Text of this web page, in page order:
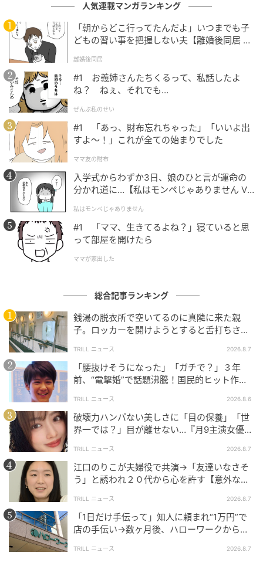
人気連載マンガランキング
「朝からどこ行ってたんだよ」いつまでも子
どもの習い事を把握しない夫【離婚後同居 Vo
離婚後同居
#1 お義姉さんたちくるって、私話したよ
ね？ ねぇ、それでも…
ぜんぶ私のせい
#1 「あっ、財布忘れちゃった」「いいよ出
すよ〜！」これが全ての始まりでした
ママ友の財布
入学式からわずか3日、娘のひと言が運命の
分かれ道に…【私はモンペじゃありません Vo
私はモンペじゃありません
#1 「ママ、生きてるよね？」寝ていると思
って部屋を開けたら
ママが家出した
総合記事ランキング
銭湯の脱衣所で空いてるのに真隣に来た親
子。ロッカーを開けようとすると舌打ちさ
中で拍手」
TRILL ニュース 2026.8.7
「腰抜けそうになった」「ガチで？」３年
前、“電撃婚”で話題沸騰！国民的ヒット作
TRILL ニュース 2026.8.6
破壊力ハンパない美しさに「目の保養」「世
界一では？」目が離せない…『月9主演女優
TRILL ニュース 2026.8.7
江口のりこが夫婦役で共演→「友達いなさそ
う」と誘われ２０代から心を許す【意外な親
TRILL ニュース 2026.8.7
「1日だけ手伝って」知人に頼まれ“1万円”で
店の手伝い→数ヶ月後、ハローワークから届
TRILL ニュース 2026.8.7